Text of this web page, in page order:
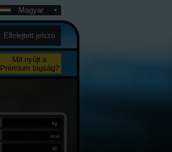
Magyar
Elfelejtett jelszó
Mit nyújt a
Prémium tagság?
kg
kcal
fő